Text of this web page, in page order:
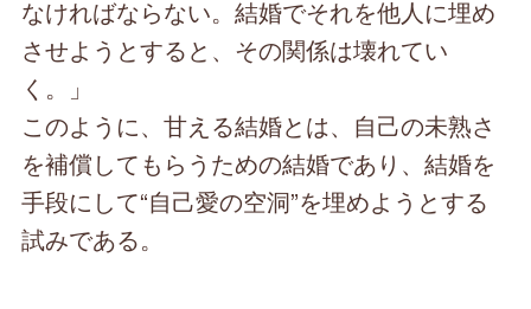
なければならない。結婚でそれを他人に埋め
させようとすると、その関係は壊れてい
く。」
このように、甘える結婚とは、自己の未熟さ
を補償してもらうための結婚であり、結婚を
手段にして“自己愛の空洞”を埋めようとする
試みである。